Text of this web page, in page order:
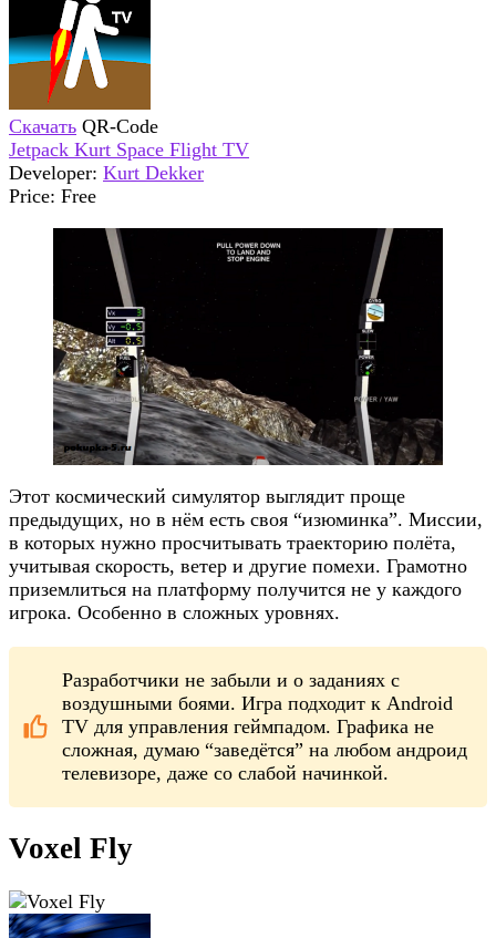
Скачать QR-Code
Jetpack Kurt Space Flight TV
Developer: Kurt Dekker
Price: Free
Этот космический симулятор выглядит проще
предыдущих, но в нём есть своя “изюминка”. Миссии,
в которых нужно просчитывать траекторию полёта,
учитывая скорость, ветер и другие помехи. Грамотно
приземлиться на платформу получится не у каждого
игрока. Особенно в сложных уровнях.
Разработчики не забыли и о заданиях с
воздушными боями. Игра подходит к Android
TV для управления геймпадом. Графика не
сложная, думаю “заведётся” на любом андроид
телевизоре, даже со слабой начинкой.
Voxel Fly